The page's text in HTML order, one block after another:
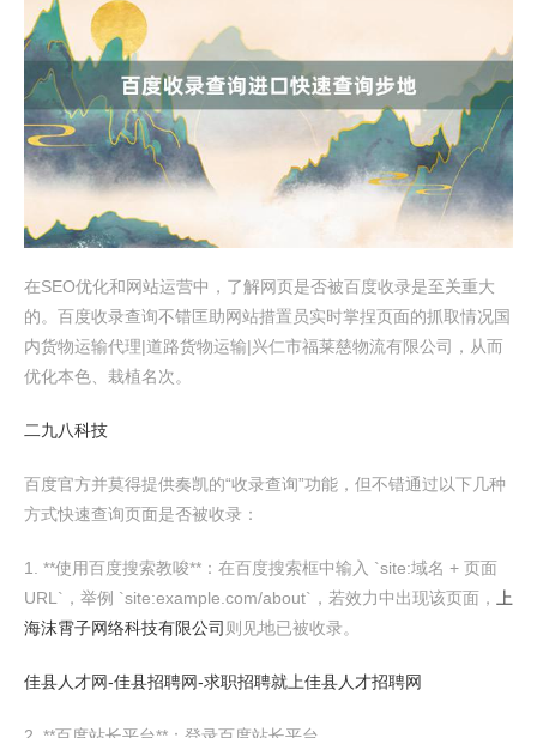
在SEO优化和网站运营中，了解网页是否被百度收录是至关重大
的。百度收录查询不错匡助网站措置员实时掌捏页面的抓取情况国
内货物运输代理|道路货物运输|兴仁市福莱慈物流有限公司，从而
优化本色、栽植名次。
二九八科技
百度官方并莫得提供奏凯的“收录查询”功能，但不错通过以下几种
方式快速查询页面是否被收录：
1. **使用百度搜索教唆**：在百度搜索框中输入 `site:域名 + 页面
URL`，举例 `site:example.com/about`，若效力中出现该页面，
上
海沫霄子网络科技有限公司 则见地已被收录。
佳县人才网-佳县招聘网-求职招聘就上佳县人才招聘网